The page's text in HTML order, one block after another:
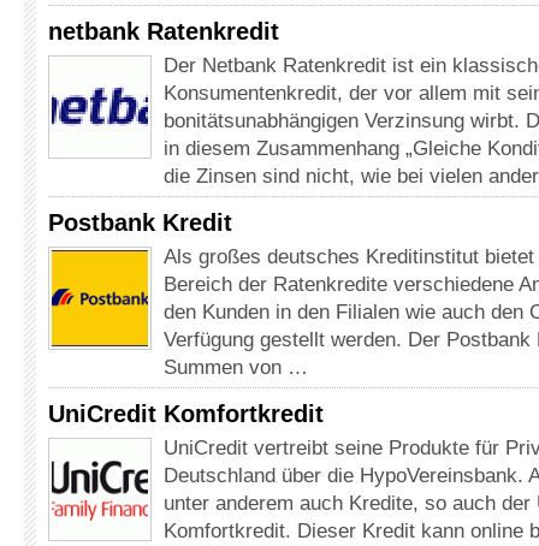
netbank Ratenkredit
Der Netbank Ratenkredit ist ein
Konsumentenkredit, der vor allem mit
bonitätsunabhängigen Verzinsung wirbt.
in diesem Zusammenhang „Gleiche
die Zinsen sind nicht, wie bei vielen
Postbank Kredit
Als großes deutsches Kreditinstitut
Bereich der Ratenkredite verschiedene
den Kunden in den Filialen wie auch den
Verfügung gestellt werden. Der
Summen von …
UniCredit Komfortkredit
UniCredit vertreibt seine Produkte für
Deutschland über die HypoVereinsbank.
unter anderem auch Kredite, so auch der
Komfortkredit. Dieser Kredit kann online